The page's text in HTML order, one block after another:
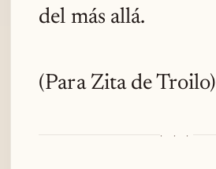
del más allá.
(Para Zita de Troilo)
· · ·